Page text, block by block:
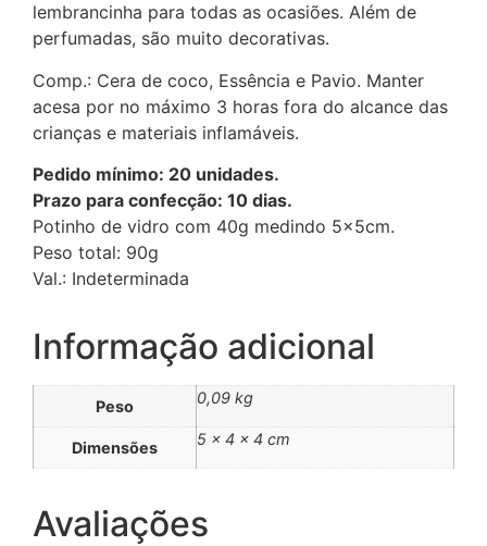
lembrancinha para todas as ocasiões. Além de
perfumadas, são muito decorativas.
Comp.: Cera de coco, Essência e Pavio. Manter
acesa por no máximo 3 horas fora do alcance das
crianças e materiais inflamáveis.
Pedido mínimo: 20 unidades.
Prazo para confecção: 10 dias.
Potinho de vidro com 40g medindo 5x5cm.
Peso total: 90g
Val.: Indeterminada
Informação adicional
Peso 0,09 kg
Dimensões 5 × 4 × 4 cm
Avaliações